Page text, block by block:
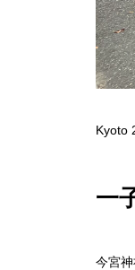
Kyoto
一
今宮